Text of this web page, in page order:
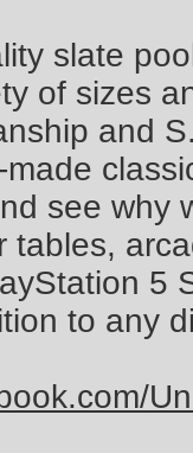
slate
of sizes
and
see why
tables,
5
to any